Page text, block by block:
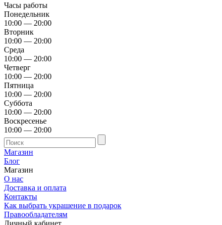
Часы работы
Понедельник
10:00 — 20:00
Вторник
10:00 — 20:00
Среда
10:00 — 20:00
Четверг
10:00 — 20:00
Пятница
10:00 — 20:00
Суббота
10:00 — 20:00
Воскресенье
10:00 — 20:00
Магазин
Блог
Магазин
О нас
Доставка и оплата
Контакты
Как выбрать украшение в подарок
Правообладателям
Личный кабинет